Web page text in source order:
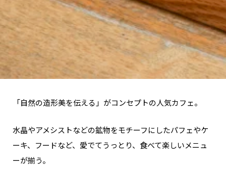
「自然の造形美を伝える」がコンセプトの人気カフェ。
水晶やアメシストなどの鉱物をモチーフにしたパフェやケ
ーキ、フードなど、愛でてうっとり、食べて楽しいメニュ
ーが揃う。